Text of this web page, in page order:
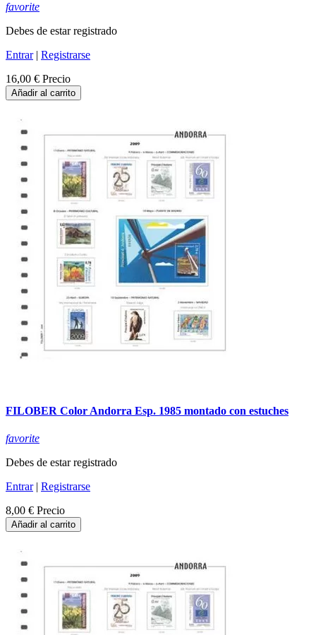
favorite
Debes de estar registrado
Entrar| Registrarse
16,00 € Precio
Añadir al carrito
FILOBER Color Andorra Esp. 1985 montado con estuches
favorite
Debes de estar registrado
Entrar| Registrarse
8,00 € Precio
Añadir al carrito